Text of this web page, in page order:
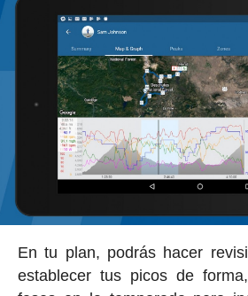
En tu plan, podrás hacer
establecer tus picos de